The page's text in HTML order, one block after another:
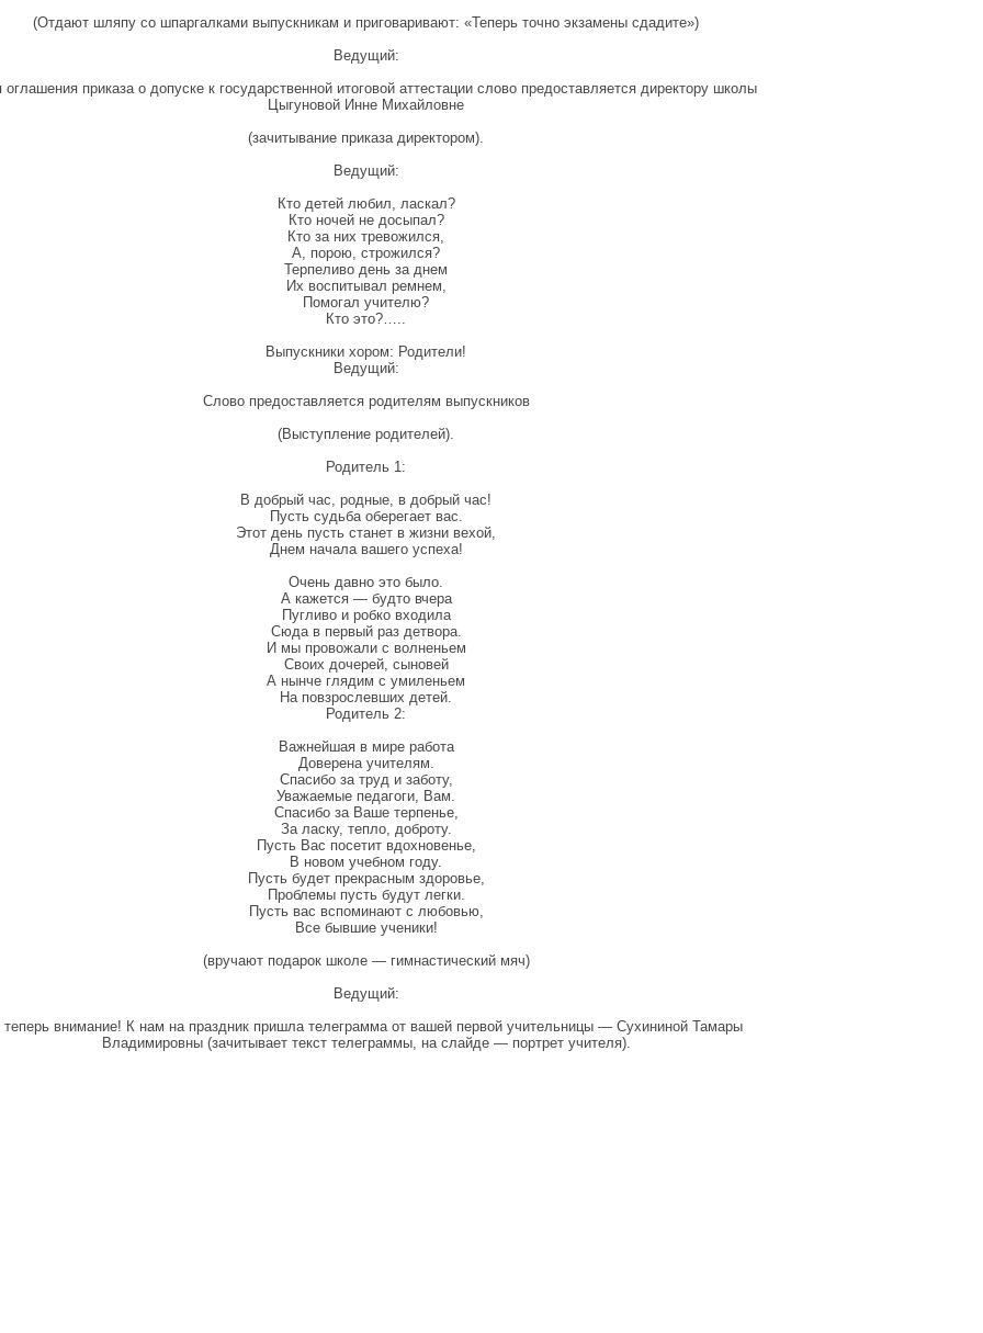
(Отдают шляпу со шпаргалками выпускникам и приговаривают: «Теперь точно экзамены сдадите»)
Ведущий:
приказа о допуске к государственной итоговой аттестации слово предоставляется директору школы
Цыгуновой Инне Михайловне
(зачитывание приказа директором).
Ведущий:
Кто детей любил, ласкал?
Кто ночей не досыпал?
Кто за них тревожился,
А, порою, строжился?
Терпеливо день за днем
Их воспитывал ремнем,
Помогал учителю?
Кто это?…..
Выпускники хором: Родители!
Ведущий:
Слово предоставляется родителям выпускников
(Выступление родителей).
Родитель 1:
В добрый час, родные, в добрый час!
Пусть судьба оберегает вас.
Этот день пусть станет в жизни вехой,
Днем начала вашего успеха!
Очень давно это было.
А кажется — будто вчера
Пугливо и робко входила
Сюда в первый раз детвора.
И мы провожали с волненьем
Своих дочерей, сыновей
А нынче глядим с умиленьем
На повзрослевших детей.
Родитель 2:
Важнейшая в мире работа
Доверена учителям.
Спасибо за труд и заботу,
Уважаемые педагоги, Вам.
Спасибо за Ваше терпенье,
За ласку, тепло, доброту.
Пусть Вас посетит вдохновенье,
В новом учебном году.
Пусть будет прекрасным здоровье,
Проблемы пусть будут легки.
Пусть вас вспоминают с любовью,
Все бывшие ученики!
(вручают подарок школе — гимнастический мяч)
Ведущий:
внимание! К нам на праздник пришла телеграмма от вашей первой учительницы — Сухининой Тамары
Владимировны (зачитывает текст телеграммы, на слайде — портрет учителя).